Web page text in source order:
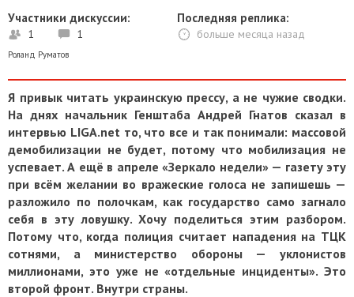
Участники дискуссии:
1 1
Последняя реплика:
больше месяца назад
Роланд Руматов
Я привык читать украинскую прессу, а не чужие сводки.
На днях начальник Генштаба Андрей Гнатов сказал в
интервью LIGA.net то, что все и так понимали: массовой
демобилизации не будет, потому что мобилизация не
успевает. А ещё в апреле «Зеркало недели» — газету эту
при всём желании во вражеские голоса не запишешь —
разложило по полочкам, как государство само загнало
себя в эту ловушку. Хочу поделиться этим разбором.
Потому что, когда полиция считает нападения на ТЦК
сотнями, а министерство обороны — уклонистов
миллионами, это уже не «отдельные инциденты». Это
второй фронт. Внутри страны.